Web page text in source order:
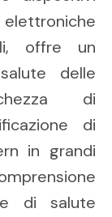
offre un
delle
di
di
in grandi
di salute